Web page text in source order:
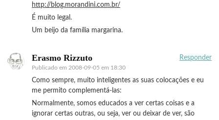
http://blog.morandini.com.br/
É muito legal.
Um beijo da família margarina.
Erasmo Rizzuto
Publicado em 2008-09-05 em 18:30
Responder
Como sempre, muito inteligentes as suas colocações e eu
me permito complementá-las:
Normalmente, somos educados a ver certas coisas e a
ignorar certas outras, ou seja, ver ou deixar de ver, são